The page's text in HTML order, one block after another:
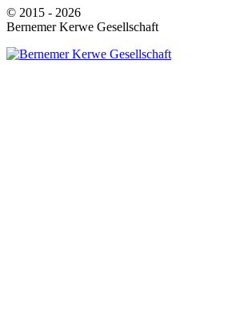
© 2015 - 2026
Bernemer Kerwe Gesellschaft